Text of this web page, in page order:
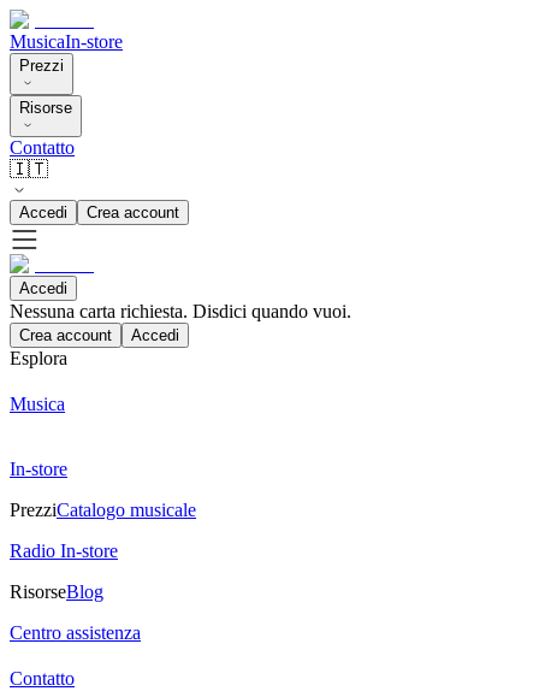
MusicaIn-store
Prezzi
Risorse
Contatto
🇮🇹
Accedi Crea account
Accedi
Nessuna carta richiesta. Disdici quando vuoi.
Crea account Accedi
Esplora
Musica
In-store
PrezziCatalogo musicale
Radio In-store
RisorseBlog
Centro assistenza
Contatto